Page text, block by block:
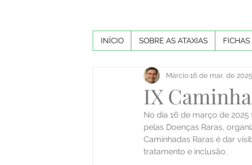
INÍCIO SOBRE AS ATAXIAS FICHAS
IX
Márcio16 de mar. de 2025
No dia 16 de março de
pelas Doenças Raras,
Caminhadas Raras é dar
tratamento e inclusão.